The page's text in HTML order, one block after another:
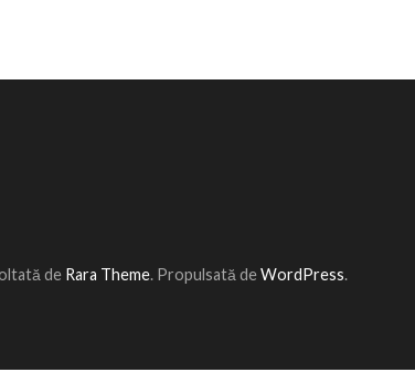
de Rara Theme. Propulsată deWordPress.